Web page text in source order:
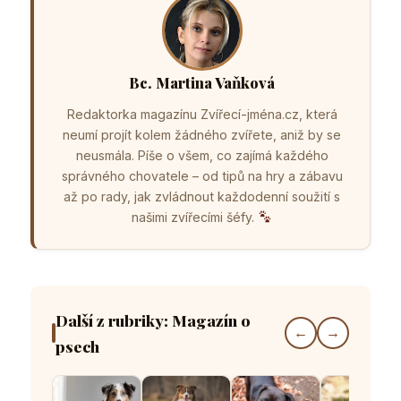
Bc. Martina Vaňková
Redaktorka magazínu Zvířecí-jména.cz, která
neumí projít kolem žádného zvířete, aniž by se
neusmála. Píše o všem, co zajímá každého
správného chovatele – od tipů na hry a zábavu
až po rady, jak zvládnout každodenní soužití s
našimi zvířecími šéfy.
Další z rubriky: Magazín o
psech
← →